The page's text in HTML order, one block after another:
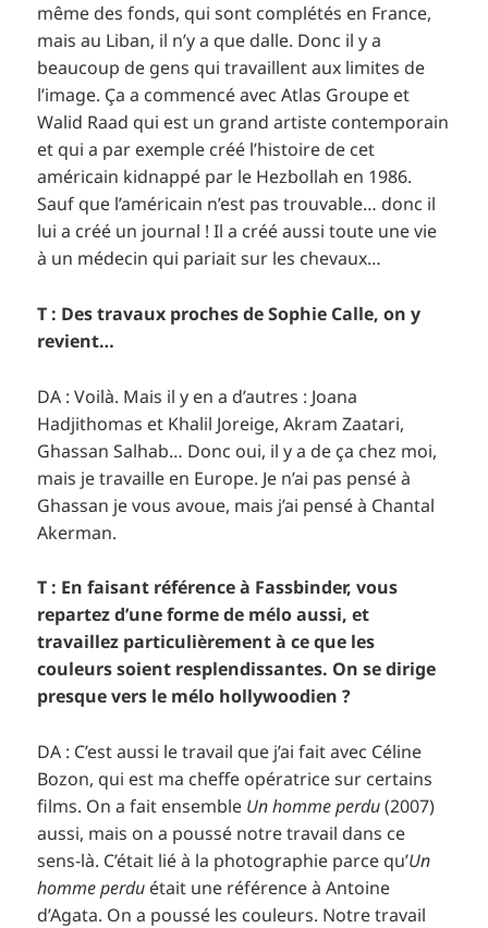
même des fonds, qui sont complétés en France,
mais au Liban, il n’y a que dalle. Donc il y a
beaucoup de gens qui travaillent aux limites de
l’image. Ça a commencé avec Atlas Groupe et
Walid Raad qui est un grand artiste contemporain
et qui a par exemple créé l’histoire de cet
américain kidnappé par le Hezbollah en 1986.
Sauf que l’américain n’est pas trouvable… donc il
lui a créé un journal ! Il a créé aussi toute une vie
à un médecin qui pariait sur les chevaux…
T : Des travaux proches de Sophie Calle, on y
revient…
DA : Voilà. Mais il y en a d’autres : Joana
Hadjithomas et Khalil Joreige, Akram Zaatari,
Ghassan Salhab… Donc oui, il y a de ça chez moi,
mais je travaille en Europe. Je n’ai pas pensé à
Ghassan je vous avoue, mais j’ai pensé à Chantal
Akerman.
T : En faisant référence à Fassbinder, vous
repartez d’une forme de mélo aussi, et
travaillez particulièrement à ce que les
couleurs soient resplendissantes. On se dirige
presque vers le mélo hollywoodien ?
DA : C’est aussi le travail que j’ai fait avec Céline
Bozon, qui est ma cheffe opératrice sur certains
films. On a fait ensemble Un homme perdu(2007)
aussi, mais on a poussé notre travail dans ce
sens-là. C’était lié à la photographie parce qu’Un
homme perdu était une référence à Antoine
d’Agata. On a poussé les couleurs. Notre travail